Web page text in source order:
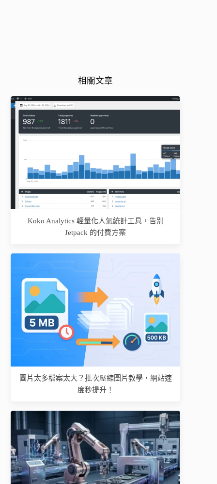
相關文章
Koko Analytics 輕量化人氣統計工具，告別
Jetpack 的付費方案
圖片太多檔案太大？批次壓縮圖片教學，網站速
度秒提升！